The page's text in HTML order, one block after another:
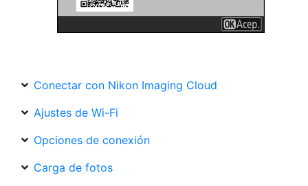
Conectar con Nikon Imaging Cloud
Ajustes de Wi-Fi
Opciones de conexión
Carga de fotos